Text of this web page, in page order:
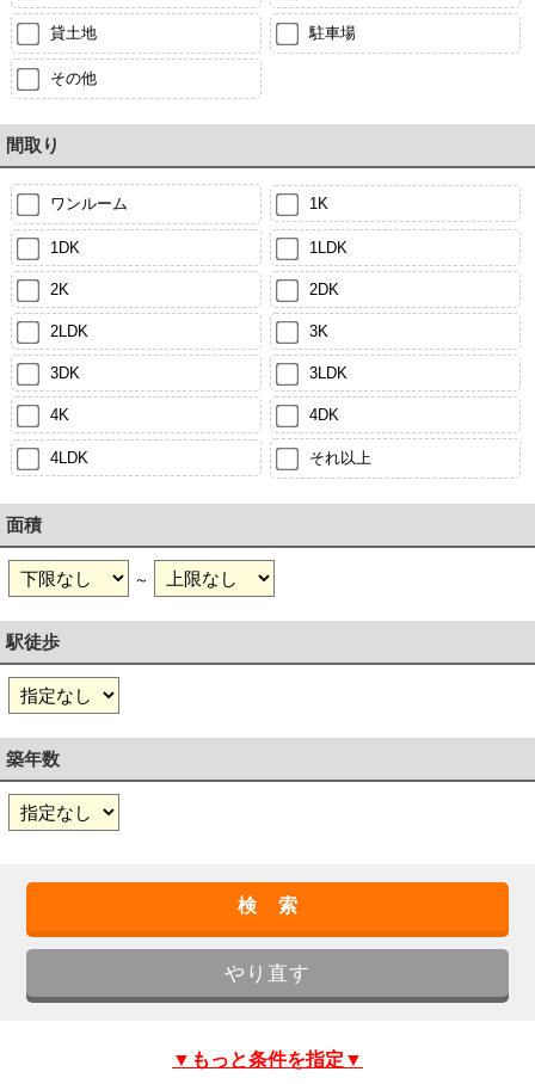
貸土地 駐車場
その他
間取り
ワンルーム 1K
1DK 1LDK
2K 2DK
2LDK 3K
3DK 3LDK
4K 4DK
4LDK それ以上
面積
～
駅徒歩
築年数
▼もっと条件を指定▼